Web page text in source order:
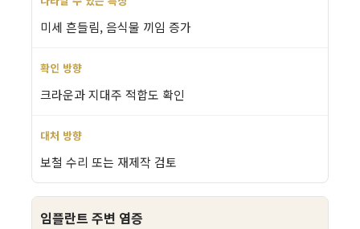
미세 흔들림, 음식물 끼임 증가
크라운과 지대주 적합도 확인
보철 수리 또는 재제작 검토
임플란트 주변 염증